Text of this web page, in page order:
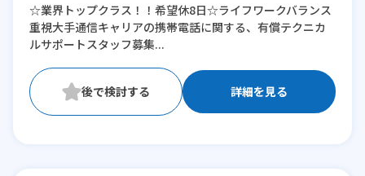
10:45〜20:00(休憩1:15)
11:45〜21:00(休憩1:15)
※残業：0〜10時間程度/月
☆業界トップクラス！！希望休8日☆ライフワークバランス
重視大手通信キャリアの携帯電話に関する、有償テクニカ
ルサポートスタッフ募集...
詳細を見る